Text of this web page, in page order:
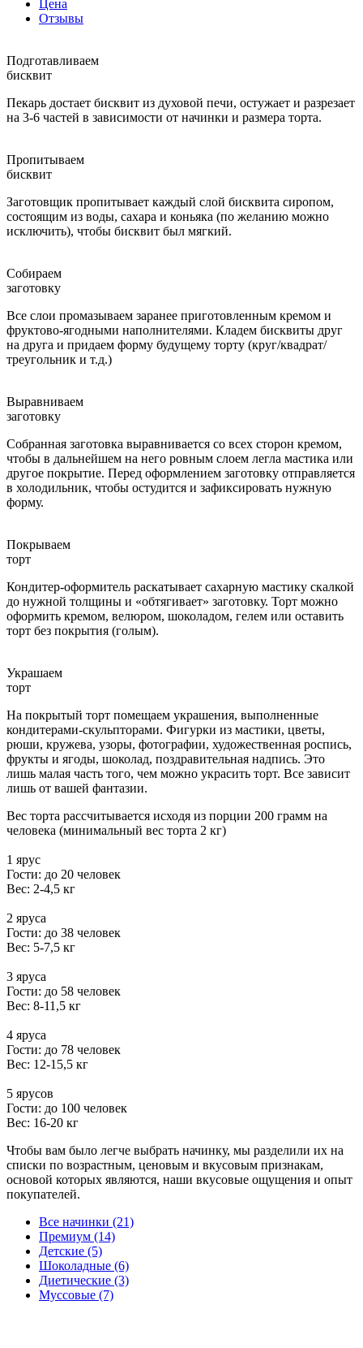
Цена
Отзывы
Подготавливаем
бисквит
Пекарь достает бисквит из духовой печи, остужает и разрезает
на 3-6 частей в зависимости от начинки и размера торта.
Пропитываем
бисквит
Заготовщик пропитывает каждый слой бисквита сиропом,
состоящим из воды, сахара и коньяка (по желанию можно
исключить), чтобы бисквит был мягкий.
Собираем
заготовку
Все слои промазываем заранее приготовленным кремом и
фруктово-ягодными наполнителями. Кладем бисквиты друг
на друга и придаем форму будущему торту (круг/квадрат/
треугольник и т.д.)
Выравниваем
заготовку
Собранная заготовка выравнивается со всех сторон кремом,
чтобы в дальнейшем на него ровным слоем легла мастика или
другое покрытие. Перед оформлением заготовку отправляется
в холодильник, чтобы остудится и зафиксировать нужную
форму.
Покрываем
торт
Кондитер-оформитель раскатывает сахарную мастику скалкой
до нужной толщины и «обтягивает» заготовку. Торт можно
оформить кремом, велюром, шоколадом, гелем или оставить
торт без покрытия (голым).
Украшаем
торт
На покрытый торт помещаем украшения, выполненные
кондитерами-скульпторами. Фигурки из мастики, цветы,
рюши, кружева, узоры, фотографии, художественная роспись,
фрукты и ягоды, шоколад, поздравительная надпись. Это
лишь малая часть того, чем можно украсить торт. Все зависит
лишь от вашей фантазии.
Вес торта рассчитывается исходя из порции 200 грамм на
человека (минимальный вес торта 2 кг)
1 ярус
Гости: до 20 человек
Вес: 2-4,5 кг
2 яруса
Гости: до 38 человек
Вес: 5-7,5 кг
3 яруса
Гости: до 58 человек
Вес: 8-11,5 кг
4 яруса
Гости: до 78 человек
Вес: 12-15,5 кг
5 ярусов
Гости: до 100 человек
Вес: 16-20 кг
Чтобы вам было легче выбрать начинку, мы разделили их на
списки по возрастным, ценовым и вкусовым признакам,
основой которых являются, наши вкусовые ощущения и опыт
покупателей.
Все начинки (21)
Премиум (14)
Детские (5)
Шоколадные (6)
Диетические (3)
Муссовые (7)